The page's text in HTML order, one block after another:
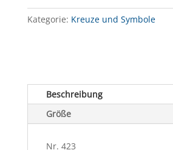
Kategorie: Kreuze und Symbole
Beschreibung
Größe
Nr. 423